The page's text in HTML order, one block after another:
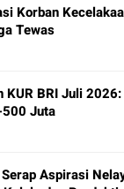
Korban
Tewas
KUR BRI Juli
Juta
Aspirasi